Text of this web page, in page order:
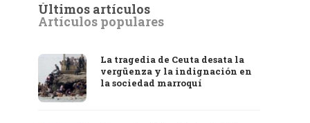
Últimos artículos
Artículos populares
La tragedia de Ceuta desata la
vergüenza y la indignación en
la sociedad marroquí